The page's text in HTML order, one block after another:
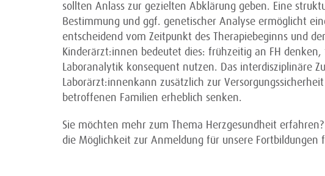
sollten Anlass zur gezielten Abklärung geben. Eine
Bestimmung und ggf. genetischer Analyse ermöglicht
entscheidend vom Zeitpunkt des Therapiebeginns und
Kinderärzt:innen bedeutet dies: frühzeitig an FH
Laboranalytik konsequent nutzen. Das interdisziplinäre
Laborärzt:innenkann zusätzlich zur
betroffenen Familien erheblich senken.
Sie möchten mehr zum Thema Herzgesundheit
die Möglichkeit zur Anmeldung für unsere Fortbildungen